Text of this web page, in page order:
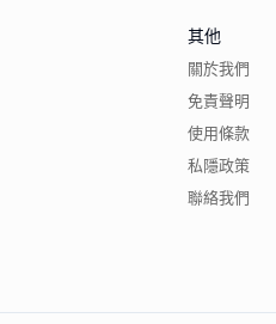
其他
關於我們
免責聲明
使用條款
私隱政策
聯絡我們